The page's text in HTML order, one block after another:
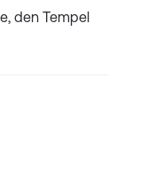
den Tempel